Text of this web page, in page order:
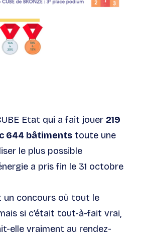
Etat qui a fait jouer 219
644 bâtiments toute une
le plus possible
a pris fin le 31 octobre
un concours où tout le
si c’était tout-à-fait vrai,
elle vraiment au rendez-